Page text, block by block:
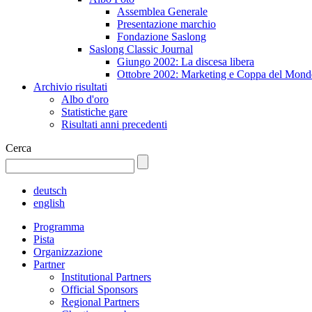
Assemblea Generale
Presentazione marchio
Fondazione Saslong
Saslong Classic Journal
Giungo 2002: La discesa libera
Ottobre 2002: Marketing e Coppa del
Archivio risultati
Albo d'oro
Statistiche gare
Risultati anni precedenti
Cerca
deutsch
english
Programma
Pista
Organizzazione
Partner
Institutional Partners
Official Sponsors
Regional Partners